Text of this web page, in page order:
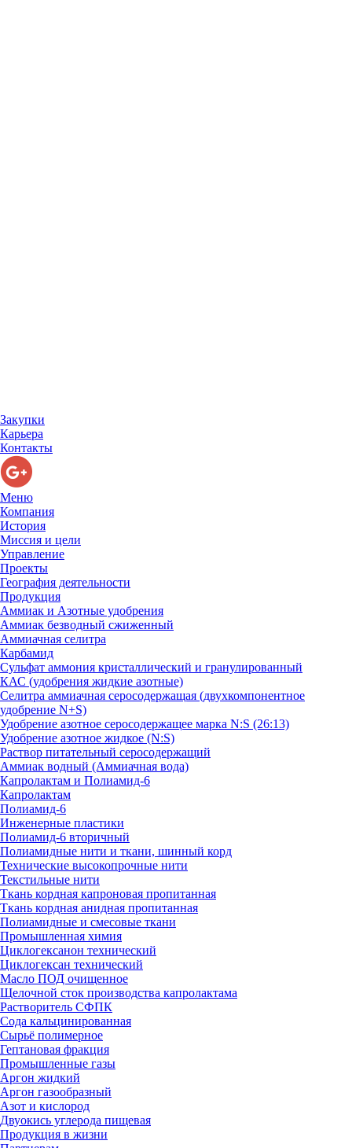
Закупки
Карьера
Контакты
Меню
Компания
История
Миссия и цели
Управление
Проекты
География деятельности
Продукция
Аммиак и Азотные удобрения
Аммиак безводный сжиженный
Аммиачная селитра
Карбамид
Сульфат аммония кристаллический и гранулированный
КАС (удобрения жидкие азотные)
Селитра аммиачная серосодержащая (двухкомпонентное
удобрение N+S)
Удобрение азотное серосодержащее марка N:S (26:13)
Удобрение азотное жидкое (N:S)
Раствор питательный серосодержащий
Аммиак водный (Аммиачная вода)
Капролактам и Полиамид-6
Капролактам
Полиамид-6
Инженерные пластики
Полиамид-6 вторичный
Полиамидные нити и ткани, шинный корд
Технические высокопрочные нити
Текстильные нити
Ткань кордная капроновая пропитанная
Ткань кордная анидная пропитанная
Полиамидные и смесовые ткани
Промышленная химия
Циклогексанон технический
Циклогексан технический
Масло ПОД очищенное
Щелочной сток производства капролактама
Растворитель СФПК
Сода кальцинированная
Сырьё полимерное
Гептановая фракция
Промышленные газы
Аргон жидкий
Аргон газообразный
Азот и кислород
Двуокись углерода пищевая
Продукция в жизни